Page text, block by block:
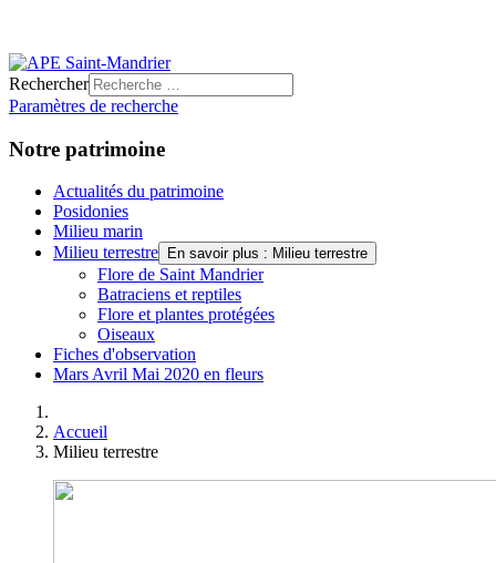
Rechercher
Paramètres de recherche
Notre patrimoine
Actualités du patrimoine
Posidonies
Milieu marin
Milieu terrestre
En savoir plus : Milieu terrestre
Flore de Saint Mandrier
Batraciens et reptiles
Flore et plantes protégées
Oiseaux
Fiches d'observation
Mars Avril Mai 2020 en fleurs
Accueil
Milieu terrestre